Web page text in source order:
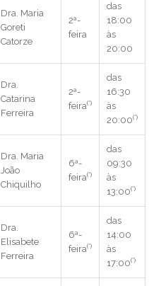
Dra. Maria
Goreti
Catorze
2ª-
feira
das
18:00
às
20:00
Dra.
Catarina
Ferreira
2ª-
feira(*)
das
16:30
às
20:00(*)
Dra. Maria
João
Chiquilho
6ª-
feira(*)
das
09:30
às
13:00(*)
Dra.
Elisabete
Ferreira
6ª-
feira(*)
das
14:00
às
17:00(*)